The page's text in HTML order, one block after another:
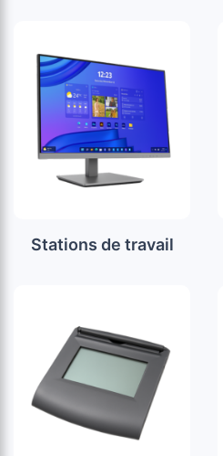
Stations de travail